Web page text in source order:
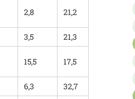
2,8 21,2
3,5
21,3
15,5 17,5
6,3
32,7